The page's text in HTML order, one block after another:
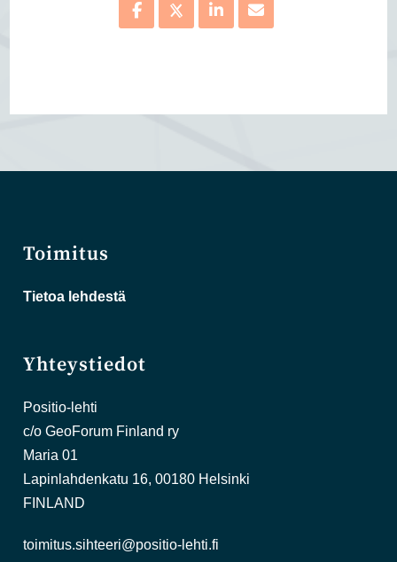
Toimitus
Tietoa lehdestä
Yhteystiedot
Positio-lehti
c/o GeoForum Finland ry
Maria 01
Lapinlahdenkatu 16, 00180 Helsinki
FINLAND
toimitus.sihteeri@positio-lehti.fi